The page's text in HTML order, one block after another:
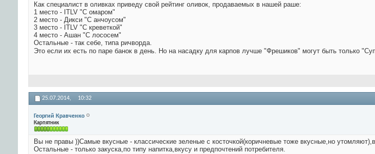
Как специалист в оливках приведу свой рейтинг оливок, продаваемых в нашей раше:
1 место - ITLV "С омаром"
2 место - Дикси "С анчоусом"
3 место - ITLV "С креветкой"
4 место - Ашан "С лососем"
Остальные - так себе, типа ричворда.
Это если их есть по паре банок в день. Но на насадку для карпов лучше "Фрешиков" могут быть только
25.07.2014, 10:32
Георгий Кравченко
Карпятник
Вы не правы ))Самые вкусные - классические зеленые с косточкой(коричневые тоже вкусные,но
Остальные - только закуска,по типу напитка,вкусу и предпочтений потребителя.